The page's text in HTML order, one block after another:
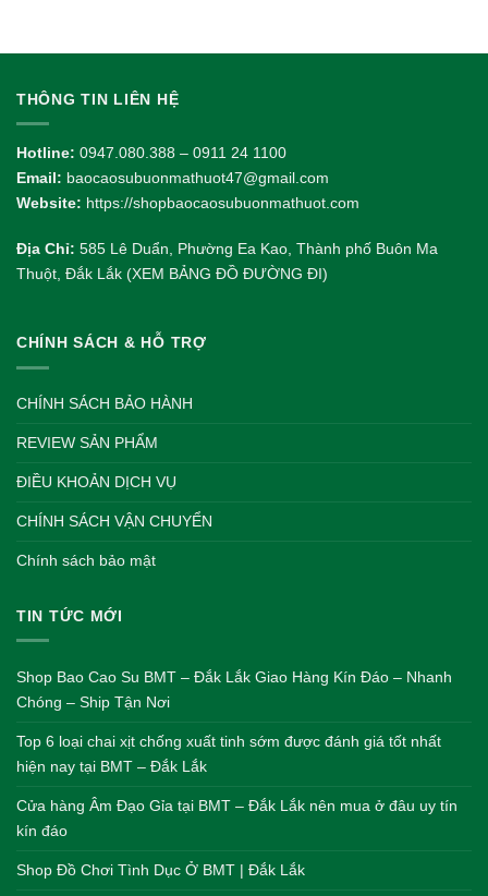
THÔNG TIN LIÊN HỆ
Hotline: 0947.080.388 – 0911 24 1100
Email: baocaosubuonmathuot47@gmail.com
Website: https://shopbaocaosubuonmathuot.com
Địa Chỉ: 585 Lê Duẩn, Phường Ea Kao, Thành phố Buôn Ma
Thuột, Đắk Lắk (XEM BẢNG ĐỒ ĐƯỜNG ĐI)
CHÍNH SÁCH & HỖ TRỢ
CHÍNH SÁCH BẢO HÀNH
REVIEW SẢN PHẨM
ĐIỀU KHOẢN DỊCH VỤ
CHÍNH SÁCH VẬN CHUYỂN
Chính sách bảo mật
TIN TỨC MỚI
Shop Bao Cao Su BMT – Đắk Lắk Giao Hàng Kín Đáo – Nhanh
Chóng – Ship Tận Nơi
Top 6 loại chai xịt chống xuất tinh sớm được đánh giá tốt nhất
hiện nay tại BMT – Đắk Lắk
Cửa hàng Âm Đạo Gỉa tại BMT – Đắk Lắk nên mua ở đâu uy tín
kín đáo
Shop Đồ Chơi Tình Dục Ở BMT | Đắk Lắk